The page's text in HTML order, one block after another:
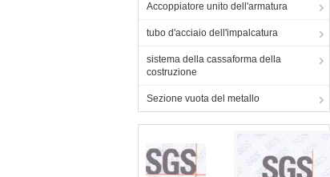
Accoppiatore unito dell'armatura
tubo d'acciaio dell'impalcatura
sistema della cassaforma della
costruzione
Sezione vuota del metallo